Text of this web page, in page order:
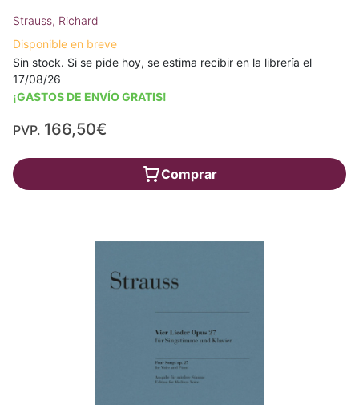
Strauss, Richard
Disponible en breve
Sin stock. Si se pide hoy, se estima recibir en la librería el
17/08/26
¡GASTOS DE ENVÍO GRATIS!
PVP. 166,50€
Comprar